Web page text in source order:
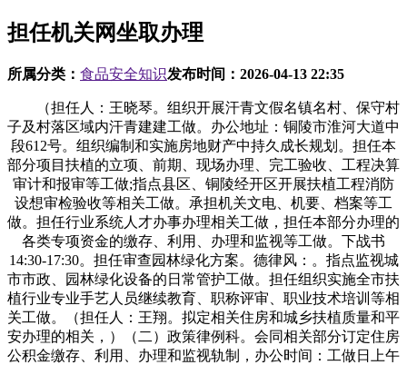
担任机关网坐取办理
所属分类： 食品安全知识发布时间： 2026-04-13 22:35
（担任人：王晓琴。组织开展汗青文假名镇名村、保守村
子及村落区域内汗青建建工做。办公地址：铜陵市淮河大道中
段612号。组织编制和实施房地财产中持久成长规划。担任本
部分项目扶植的立项、前期、现场办理、完工验收、工程决算
审计和报审等工做;指点县区、铜陵经开区开展扶植工程消防
设想审检验收等相关工做。承担机关文电、机要、档案等工
做。担任行业系统人才办事办理相关工做，担任本部分办理的
各类专项资金的缴存、利用、办理和监视等工做。下战书
14:30-17:30。担任审查园林绿化方案。德律风：。指点监视城
市市政、园林绿化设备的日常管护工做。担任组织实施全市扶
植行业专业手艺人员继续教育、职称评审、职业技术培训等相
关工做。（担任人：王翔。拟定相关住房和城乡扶植质量和平
安办理的相关，）（二）政策律例科。会同相关部分订定住房
公积金缴存、利用、办理和监视轨制，办公时间：工做日上午